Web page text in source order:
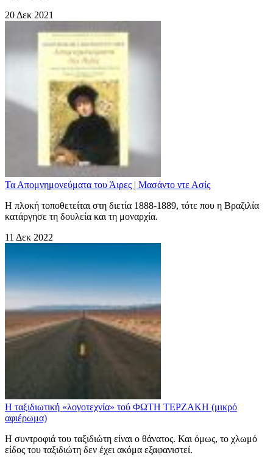
20 Δεκ 2021
Τα Απομνημονεύματα του Άιρες | Μασάντο ντε Ασίς
Η πλοκή τοποθετείται στη διετία 1888-1889, τότε που η Βραζιλία
κατάργησε τη δουλεία και τη μοναρχία.
11 Δεκ 2022
Η ταξιδιωτική «λογοτεχνία» τού ΦΩΤΗ ΤΕΡΖΑΚΗ (μικρό
αφιέρωμα)
Η συντροφιά του ταξιδιώτη είναι ο θάνατος. Και όμως, το χλωμό
είδος του ταξιδιώτη δεν έχει ακόμα εξαφανιστεί.